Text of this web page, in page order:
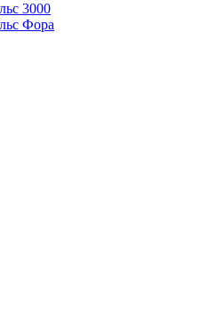
3000
Фора